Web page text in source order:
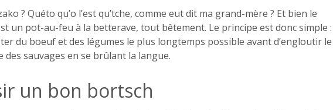
? Quéto qu’o l’est qu’tche, comme eut dit ma grand-mère ? Et bien le
un pot-au-feu à la betterave, tout bêtement. Le principe est donc simple :
du boeuf et des légumes le plus longtemps possible avant d’engloutir le
des sauvages en se brûlant la langue.
un bon bortsch